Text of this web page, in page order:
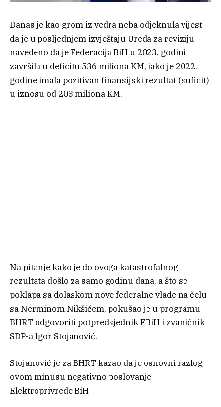
Danas je kao grom iz vedra neba odjeknula vijest
da je u posljednjem izvještaju Ureda za reviziju
navedeno da je Federacija BiH u 2023. godini
završila u deficitu 536 miliona KM, iako je 2022.
godine imala pozitivan finansijski rezultat (suficit)
u iznosu od 203 miliona KM.
Na pitanje kako je do ovoga katastrofalnog
rezultata došlo za samo godinu dana, a što se
poklapa sa dolaskom nove federalne vlade na čelu
sa Nerminom Nikšićem, pokušao je u programu
BHRT odgovoriti potpredsjednik FBiH i zvaničnik
SDP-a Igor Stojanović.
Stojanović je za BHRT kazao da je osnovni razlog
ovom minusu negativno poslovanje
Elektroprivrede BiH